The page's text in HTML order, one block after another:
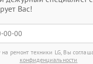
Вас!
ремонт техники LG, Вы
конфиденциальности